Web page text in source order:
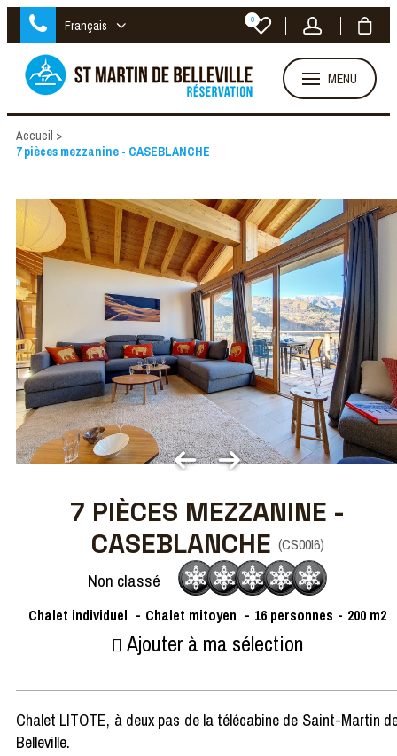
Français 0
MENU
Accueil >
7 pièces mezzanine - CASEBLANCHE
7 PIÈCES MEZZANINE -
CASEBLANCHE (CS00I6)
Non classé
Chalet individuel Chalet mitoyen 16 personnes 200 m2
Ajouter à ma sélection
Chalet LITOTE, à deux pas de la télécabine de Saint-Martin
Belleville.